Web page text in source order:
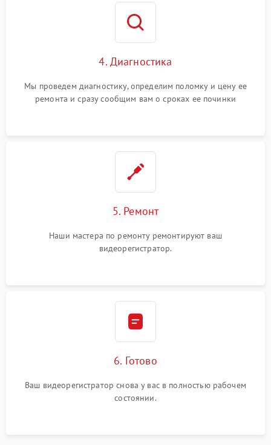
4. Диагностика
Мы проведем диагностику, определим поломку и цену ее
ремонта и сразу сообщим вам о сроках ее починки
5. Ремонт
Наши мастера по ремонту ремонтируют ваш
видеорегистратор.
6. Готово
Ваш видеорегистратор снова у вас в полностью рабочем
состоянии.